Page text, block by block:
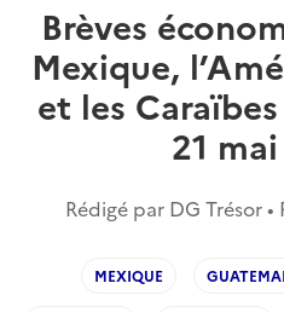
Brèves
Mexique,
et les
21
Rédigé par DG Trésor •
MEXIQUE